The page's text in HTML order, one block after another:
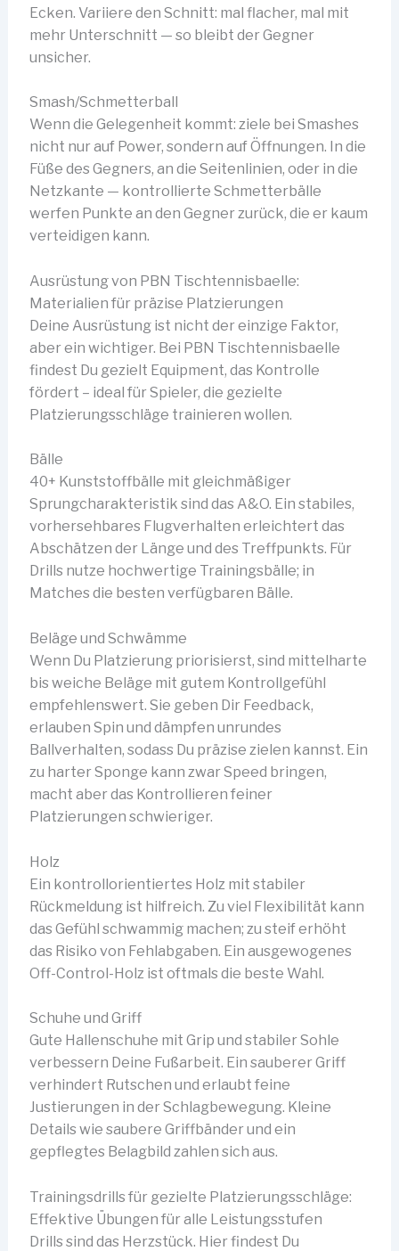
Ecken. Variiere den Schnitt: mal flacher, mal mit
mehr Unterschnitt — so bleibt der Gegner
unsicher.
Smash/Schmetterball
Wenn die Gelegenheit kommt: ziele bei Smashes
nicht nur auf Power, sondern auf Öffnungen. In die
Füße des Gegners, an die Seitenlinien, oder in die
Netzkante — kontrollierte Schmetterbälle
werfen Punkte an den Gegner zurück, die er kaum
verteidigen kann.
Ausrüstung von PBN Tischtennisbaelle:
Materialien für präzise Platzierungen
Deine Ausrüstung ist nicht der einzige Faktor,
aber ein wichtiger. Bei PBN Tischtennisbaelle
findest Du gezielt Equipment, das Kontrolle
fördert – ideal für Spieler, die gezielte
Platzierungsschläge trainieren wollen.
Bälle
40+ Kunststoffbälle mit gleichmäßiger
Sprungcharakteristik sind das A&O. Ein stabiles,
vorhersehbares Flugverhalten erleichtert das
Abschätzen der Länge und des Treffpunkts. Für
Drills nutze hochwertige Trainingsbälle; in
Matches die besten verfügbaren Bälle.
Beläge und Schwämme
Wenn Du Platzierung priorisierst, sind mittelharte
bis weiche Beläge mit gutem Kontrollgefühl
empfehlenswert. Sie geben Dir Feedback,
erlauben Spin und dämpfen unrundes
Ballverhalten, sodass Du präzise zielen kannst. Ein
zu harter Sponge kann zwar Speed bringen,
macht aber das Kontrollieren feiner
Platzierungen schwieriger.
Holz
Ein kontrollorientiertes Holz mit stabiler
Rückmeldung ist hilfreich. Zu viel Flexibilität kann
das Gefühl schwammig machen; zu steif erhöht
das Risiko von Fehlabgaben. Ein ausgewogenes
Off-Control-Holz ist oftmals die beste Wahl.
Schuhe und Griff
Gute Hallenschuhe mit Grip und stabiler Sohle
verbessern Deine Fußarbeit. Ein sauberer Griff
verhindert Rutschen und erlaubt feine
Justierungen in der Schlagbewegung. Kleine
Details wie saubere Griffbänder und ein
gepflegtes Belagbild zahlen sich aus.
Trainingsdrills für gezielte Platzierungsschläge:
Effektive Übungen für alle Leistungsstufen
Drills sind das Herzstück. Hier findest Du